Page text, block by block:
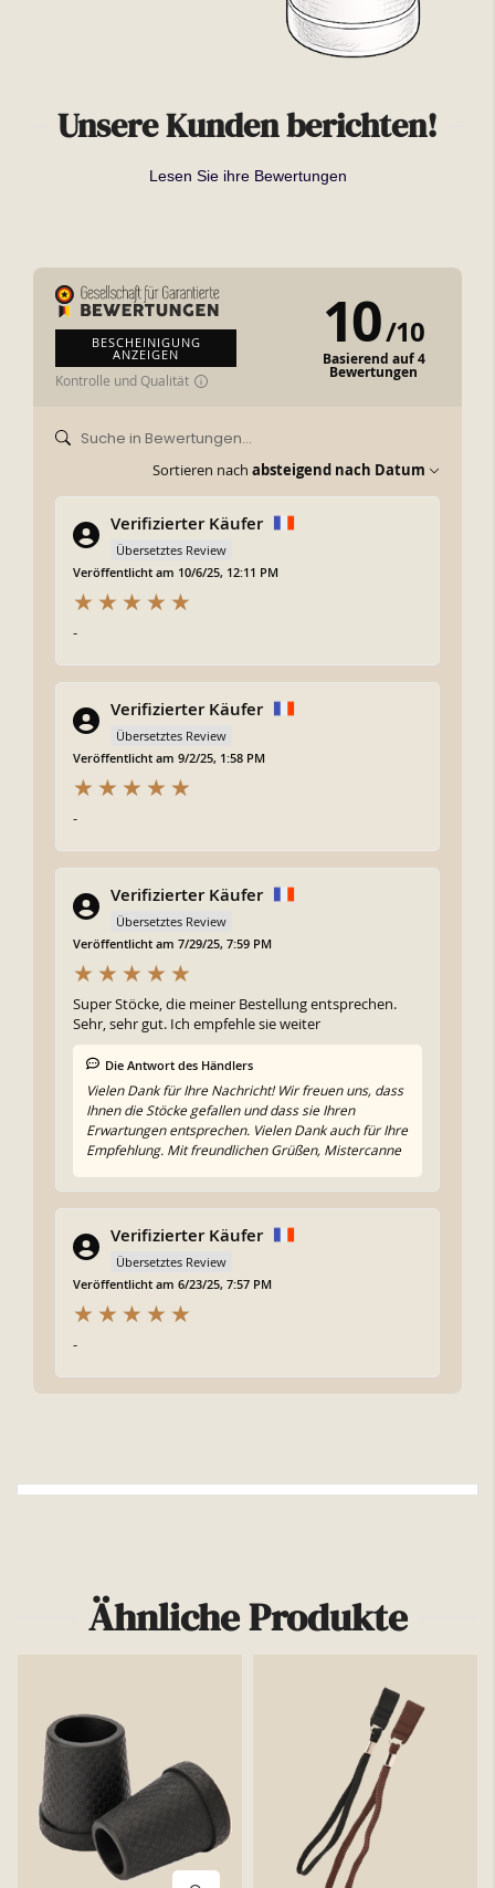
Unsere Kunden berichten!
Lesen Sie ihre Bewertungen
BESCHEINIGUNG
ANZEIGEN
Kontrolle und Qualität
10/10
Basierend auf 4
Bewertungen
Sortieren nach absteigend nach Datum
Verifizierter Käufer
Übersetztes Review
Veröffentlicht am 10/6/25, 12:11 PM
-
Verifizierter Käufer
Übersetztes Review
Veröffentlicht am 9/2/25, 1:58 PM
-
Verifizierter Käufer
Übersetztes Review
Veröffentlicht am 7/29/25, 7:59 PM
Super Stöcke, die meiner Bestellung entsprechen.
Sehr, sehr gut. Ich empfehle sie weiter
Die Antwort des Händlers
Vielen Dank für Ihre Nachricht! Wir freuen uns, dass
Ihnen die Stöcke gefallen und dass sie Ihren
Erwartungen entsprechen. Vielen Dank auch für Ihre
Empfehlung. Mit freundlichen Grüßen, Mistercanne
Verifizierter Käufer
Übersetztes Review
Veröffentlicht am 6/23/25, 7:57 PM
-
Ähnliche Produkte